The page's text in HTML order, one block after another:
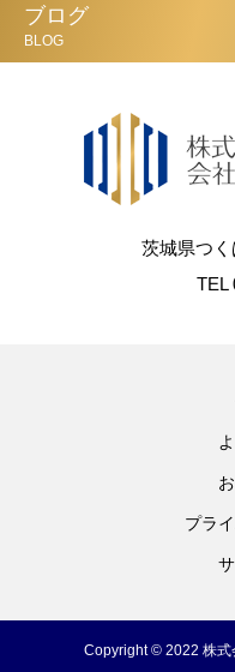
ブログ
BLOG
茨城県つ
TEL
プラ
Copyright © 2022 株式